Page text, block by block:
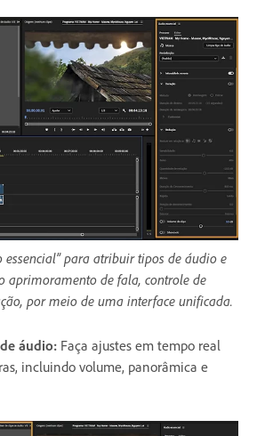
essencial” para atribuir tipos de áudio e
aprimoramento de fala, controle de
por meio de uma interface unificada.
áudio: Faça ajustes em tempo real
incluindo volume, panorâmica e